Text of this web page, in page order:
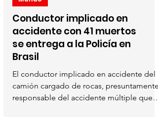
Mundo
Conductor implicado en
accidente con 41 muertos
se entrega a la Policía en
Brasil
El conductor implicado en accidente del